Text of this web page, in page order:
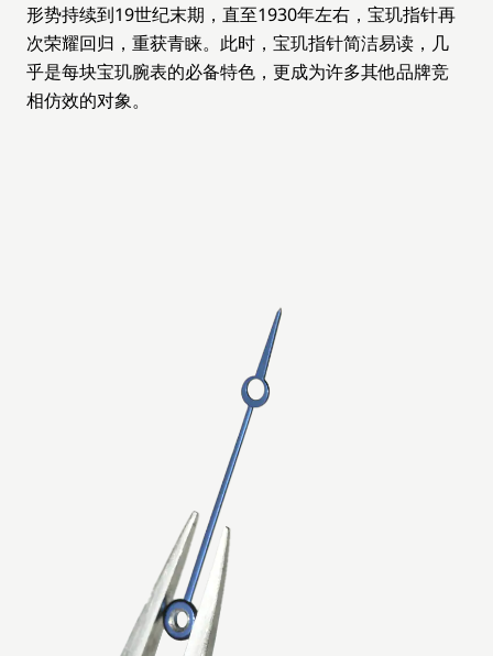
形势持续到19世纪末期，直至1930年左右，宝玑指针再
次荣耀回归，重获青睐。此时，宝玑指针简洁易读，几
乎是每块宝玑腕表的必备特色，更成为许多其他品牌竞
相仿效的对象。